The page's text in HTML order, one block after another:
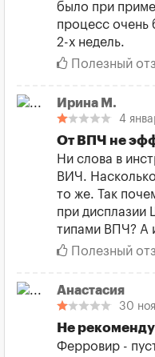
было при
процесс очень
2-х недель.
Полезный
Ирина М.
4
От ВПЧ не
Ни слова в
ВИЧ.
то же. Так
при дисплазии
типами ВПЧ? А
Полезный
Анастасия
30
Не
Ферровир -